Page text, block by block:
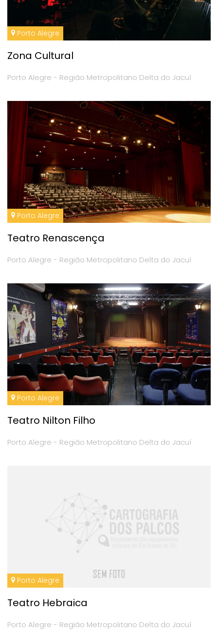
Porto Alegre
Zona Cultural
Porto Alegre - Região Metropolitano Delta do Jacuí
Porto Alegre
Teatro Renascença
Porto Alegre - Região Metropolitano Delta do Jacuí
Porto Alegre
Teatro Nilton Filho
Porto Alegre - Região Metropolitano Delta do Jacuí
Porto Alegre
Teatro Hebraica
Porto Alegre - Região Metropolitano Delta do Jacuí